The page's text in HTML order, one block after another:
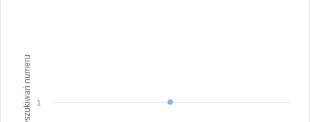
Ilość wyszukiwań numeru 1